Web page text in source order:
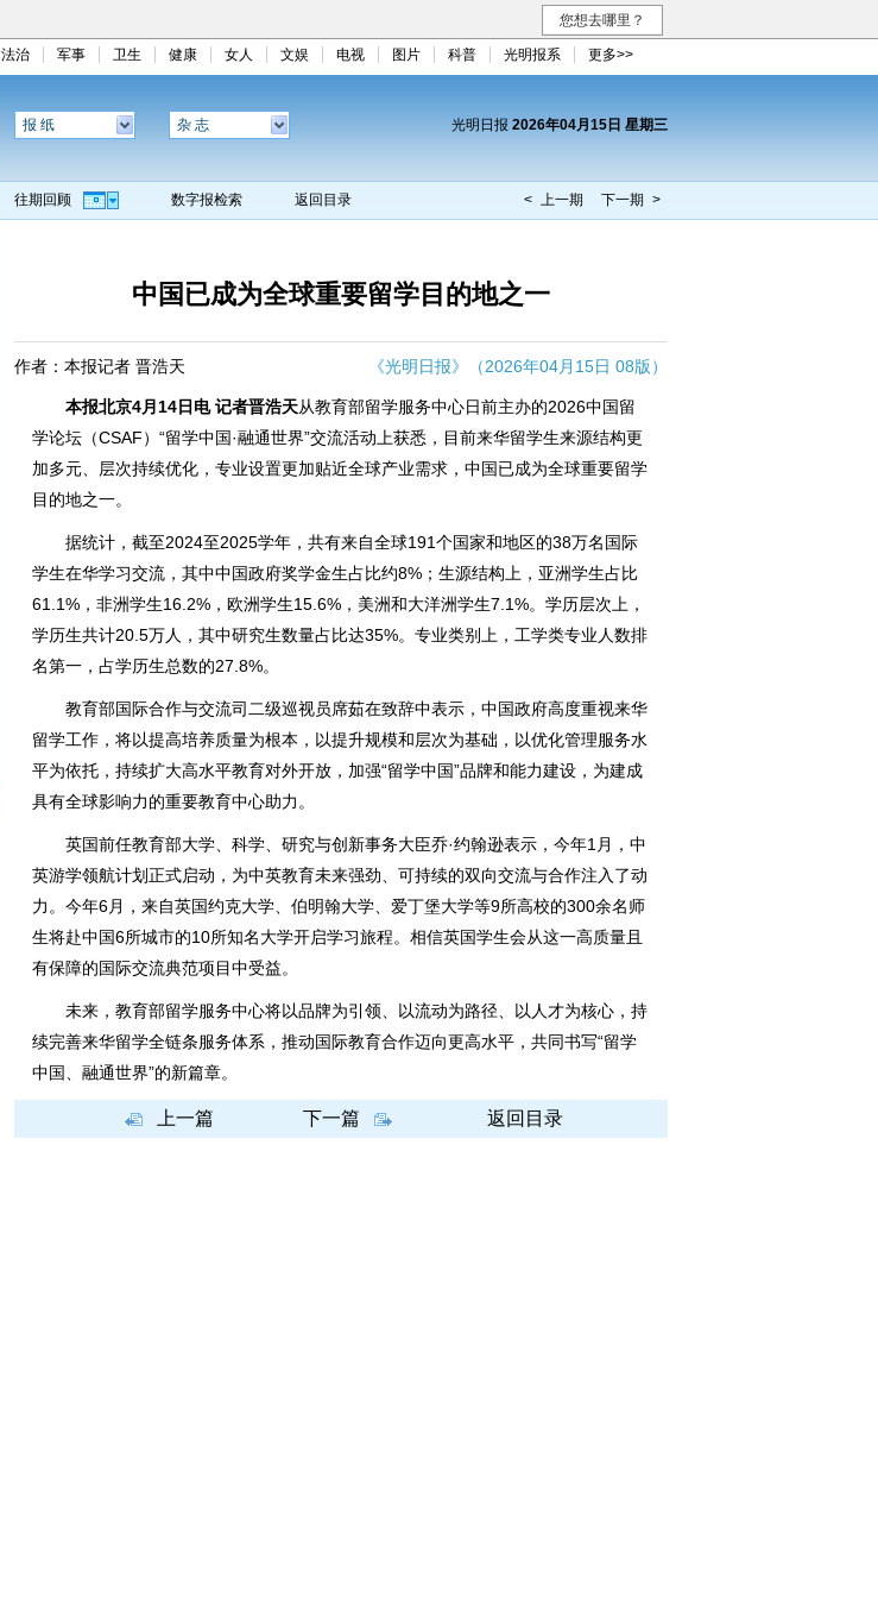
您想去哪里？
法治 军事 卫生 健康 女人 文娱 电视 图片 科普 光明报系 更多>>
报 纸 杂 志 光明日报 2026年04月15日 星期三
往期回顾 数字报检索 返回目录 < 上一期 下一期 >
中国已成为全球重要留学目的地之一
作者：本报记者 晋浩天 《光明日报》（2026年04月15日 08版）
本报北京4月14日电 记者晋浩天从教育部留学服务中心日前主办的2026中国留
学论坛（CSAF）“留学中国·融通世界”交流活动上获悉，目前来华留学生来源结构更
加多元、层次持续优化，专业设置更加贴近全球产业需求，中国已成为全球重要留学
目的地之一。
据统计，截至2024至2025学年，共有来自全球191个国家和地区的38万名国际
学生在华学习交流，其中中国政府奖学金生占比约8%；生源结构上，亚洲学生占比
61.1%，非洲学生16.2%，欧洲学生15.6%，美洲和大洋洲学生7.1%。学历层次上，
学历生共计20.5万人，其中研究生数量占比达35%。专业类别上，工学类专业人数排
名第一，占学历生总数的27.8%。
教育部国际合作与交流司二级巡视员席茹在致辞中表示，中国政府高度重视来华
留学工作，将以提高培养质量为根本，以提升规模和层次为基础，以优化管理服务水
平为依托，持续扩大高水平教育对外开放，加强“留学中国”品牌和能力建设，为建成
具有全球影响力的重要教育中心助力。
英国前任教育部大学、科学、研究与创新事务大臣乔·约翰逊表示，今年1月，中
英游学领航计划正式启动，为中英教育未来强劲、可持续的双向交流与合作注入了动
力。今年6月，来自英国约克大学、伯明翰大学、爱丁堡大学等9所高校的300余名师
生将赴中国6所城市的10所知名大学开启学习旅程。相信英国学生会从这一高质量且
有保障的国际交流典范项目中受益。
未来，教育部留学服务中心将以品牌为引领、以流动为路径、以人才为核心，持
续完善来华留学全链条服务体系，推动国际教育合作迈向更高水平，共同书写“留学
中国、融通世界”的新篇章。
上一篇 下一篇 返回目录